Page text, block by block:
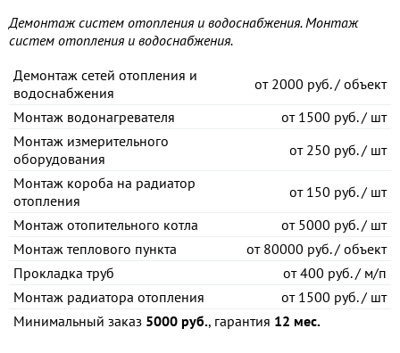
Демонтаж систем отопления и водоснабжения. Монтаж
систем отопления и водоснабжения.
Демонтаж сетей отопления и
водоснабжения
от2000 руб. / объект
Монтаж водонагревателя
от1500 руб. / шт
Монтаж измерительного
оборудования
от250 руб. / шт
Монтаж короба на радиатор
отопления
от150 руб. / шт
Монтаж отопительного котла
от5000 руб. / шт
Монтаж теплового пункта
от80000 руб. / объект
Прокладка труб
от400 руб. / м/п
Монтаж радиатора отопления
от1500 руб. / шт
Минимальный заказ 5000 руб., гарантия 12 мес.